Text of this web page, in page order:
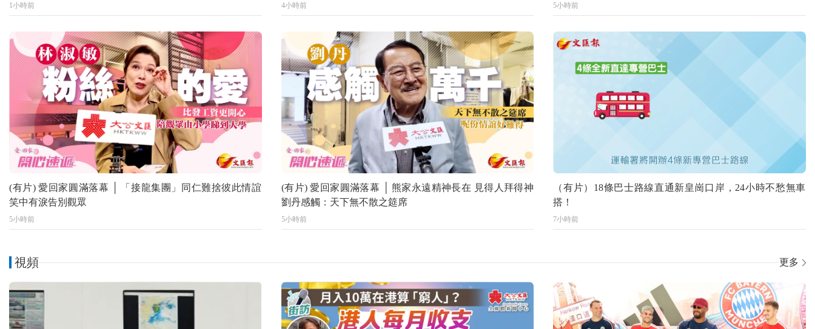
1小時前 4小時前 5小時前
(有片) 愛回家圓滿落幕 │ 「接龍集團」同仁難捨彼此情誼
笑中有淚告別觀眾
5小時前
(有片) 愛回家圓滿落幕 │ 熊家永遠精神長在 見得人拜得神
劉丹感觸：天下無不散之筵席
5小時前
（有片）18條巴士路線直通新皇崗口岸，24小時不愁無車
搭！
7小時前
視頻 更多